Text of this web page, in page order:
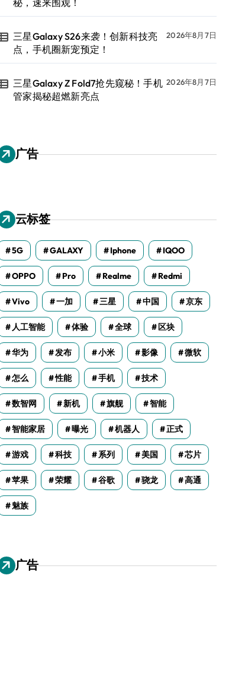
秘，速来围观！
三星Galaxy S26来袭！创新科技亮
点，手机圈新宠预定！
2026年8月7日
三星Galaxy Z Fold7抢先窥秘！手机
管家揭秘超燃新亮点
2026年8月7日
广告
云标签
5G GALAXY Iphone IQOO
OPPO Pro Realme Redmi
Vivo 一加 三星 中国 京东
人工智能 体验 全球 区块
华为 发布 小米 影像 微软
怎么 性能 手机 技术
数智网 新机 旗舰 智能
智能家居 曝光 机器人 正式
游戏 科技 系列 美国 芯片
苹果 荣耀 谷歌 骁龙 高通
魅族
广告